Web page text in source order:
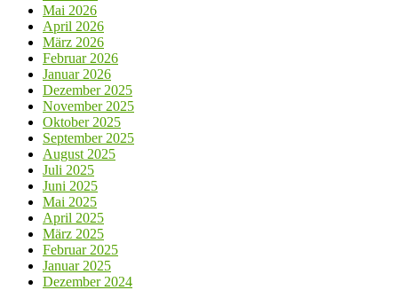
Mai 2026
April 2026
März 2026
Februar 2026
Januar 2026
Dezember 2025
November 2025
Oktober 2025
September 2025
August 2025
Juli 2025
Juni 2025
Mai 2025
April 2025
März 2025
Februar 2025
Januar 2025
Dezember 2024